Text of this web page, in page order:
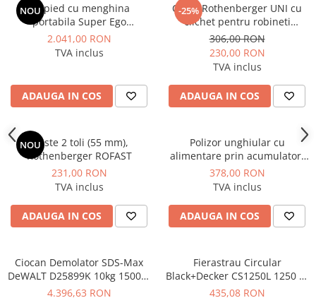
Unitati motocondensante
Sisteme evaporative de climatizare
Ventilatoare pentru baie
Filtrare si odorizare aer
Accesorii echipamente de
ventilatie si climatizare
Instalatii de apa si canalizare
Canalizare interioara
Canalizare pluviala
Distributie apa
NOU
Trepied cu menghina
portabila Super Ego
Rothenberger
2.041,00 RON
TVA inclus
ADAUGA IN COS
-25%
Cheie Rothenberger UNI cu
clichet pentru robineti
radiator si fitinguri de
legatura
306,00 RON
230,00 RON
TVA inclus
ADAUGA IN COS
NOUCleste 2 toli (55 mm),
Rothenberger ROFAST
231,00 RON
TVA inclus
ADAUGA IN COS
Polizor unghiular cu
alimentare prin acumulator,
fara acumulator inclus,
Hyundai model HY-AG 180-
378,00 RON
TVA inclus
ADAUGA IN COS
Ciocan Demolator SDS-Max
DeWALT D25899K 10kg 1500W
17.9J
4.396,63 RON
Fierastrau Circular
Black+Decker CS1250L 1250 W
190 mm 66 mm
435,08 RON